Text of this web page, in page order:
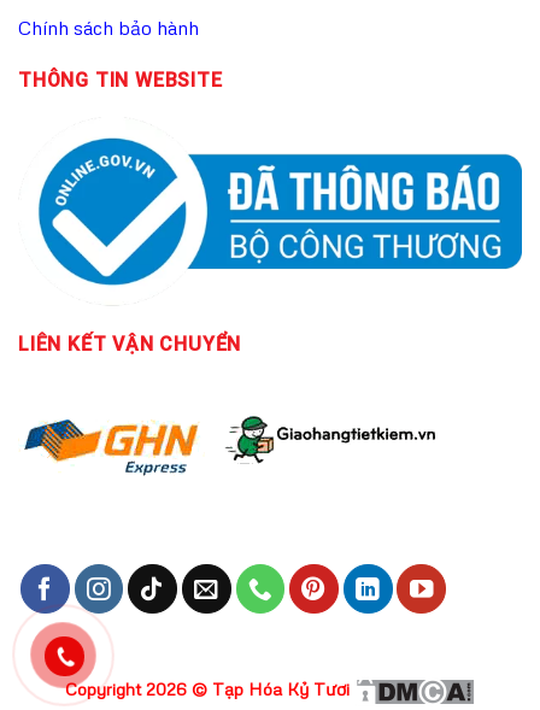
Chính sách bảo hành
THÔNG TIN WEBSITE
LIÊN KẾTVẬN CHUYỂN
Copyright 2026 © Tạp Hóa Kỷ Tươi